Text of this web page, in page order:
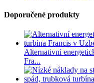
Doporučené produkty
Alternativní
Fra...